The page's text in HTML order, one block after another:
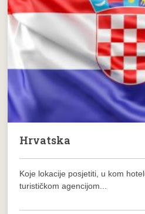
Hrvatska
Koje lokacije posjetiti, u kom
turističkom agencijom...